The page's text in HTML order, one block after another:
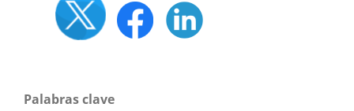
Palabras clave